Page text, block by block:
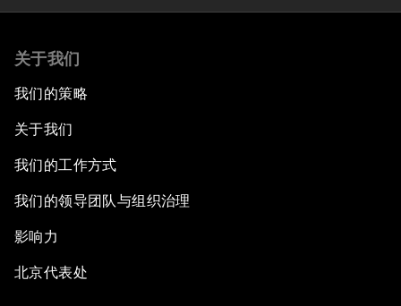
关于我们
我们的策略
关于我们
我们的工作方式
我们的领导团队与组织治理
影响力
北京代表处